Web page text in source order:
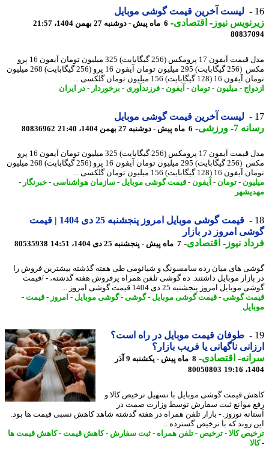
لیست آخرین قیمت گوشی موبایل
نیوز-اقتصادی-6 ماه پیش - دوشنبه 27 بهمن 1404، 21:57
مدل قیمت آیفون 17 پرومکس (256 گیگابایت) 325 میلیون تومان آیفون 16 پرو
مکس (256 گیگابایت) 295 میلیون تومان آیفون 16 پرو (256 گیگابایت) 268 میلیون
(128 گیگابایت) 156 میلیون تومان گلکسی ...
-میلیون-تومان-آیفون-فرزندآوری - برخوردار-در ایران
لیست آخرین قیمت گوشی موبایل
7
-ورزشی-6 ماه پیش - دوشنبه 27 بهمن 1404، 21:40 80836962
مدل قیمت آیفون 17 پرومکس (256 گیگابایت) 325 میلیون تومان آیفون 16 پرو
مکس (256 گیگابایت) 295 میلیون تومان آیفون 16 پرو (256 گیگابایت) 268 میلیون
(128 گیگابایت) 156 میلیون تومان گلکسی ...
-تومان-آیفون-قیمت گوشی موبایل-سازمان هواشناسی-خبرنگار -
قیمت گوشی موبایل امروز پنجشنبه 25 دی 1404 | قیمت
امروز در بازار
نیوز-اقتصادی-7 ماه پیش - پنجشنبه 25 دی 1404، 14:51 80535938
های میان رده سامسونگ و شیائومی طی هفته گذشته بیشترین فروش را
موبایل داشتند. ده گوشی تلفن همراه پرفروش هفته گذشته، - /قیمت
امروز پنجشنبه 25 دی 1404 قیمت گوشی امروز ...
گوشی-قیمت گوشی موبایل-گوشی-گوشی موبایل-امروز- قیمت-
طوفان قیمت موبایل در راه است؟
ناگهانی یا فریب بازار؟
- اقتصادی-
8 ماه پیش - یکشنبه 9 آذر
80050803
قیمت گوشی موبایل با تسهیل ترخیص کالا و
موانع ثبت سفارش توسط وزارت صمت در
نوروز. - بازار تلفن همراه در هفته گذشته شاهد کاهش نسبی قیمت ها بود.
روند که با ترخیص گسترده ...
کالا-ترخیص-تلفن همراه- ثبت سفارش-کاهش قیمت-کاهش قیمت ها